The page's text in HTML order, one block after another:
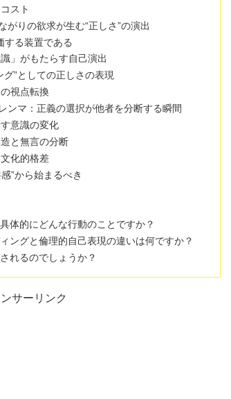
スト
がりの欲求が生む“正しさ”の演出
する装置である
」がもたらす自己演出
”としての正しさの表現
視点転換
ンマ：正義の選択が他者を分断する瞬間
意識の変化
と無言の分断
化的格差
”から始まるべき
体的にどんな行動のことですか？
ングと倫理的自己表現の違いは何ですか？
れるのでしょうか？
サーリンク